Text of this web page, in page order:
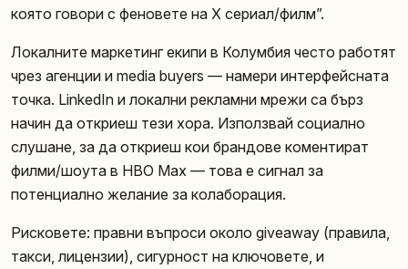
която говори с феновете на X сериал/филм”.
Локалните маркетинг екипи в Колумбия често работят
чрез агенции и media buyers — намери интерфейсната
точка. LinkedIn и локални рекламни мрежи са бърз
начин да откриеш тези хора. Използвай социално
слушане, за да откриеш кои брандове коментират
филми/шоута в HBO Max — това е сигнал за
потенциално желание за колаборация.
Рисковете: правни въпроси около giveaway (правила,
такси, лицензии), сигурност на ключовете, и